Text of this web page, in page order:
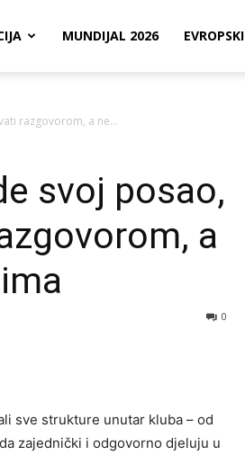
MUNDIJAL 2026 EVROPSKI
razgovorom, a ne...
svoj posao,
a
0
sve strukture unutar kluba – od
zajednički i odgovorno djeluju u